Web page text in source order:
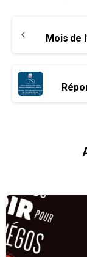
Reading